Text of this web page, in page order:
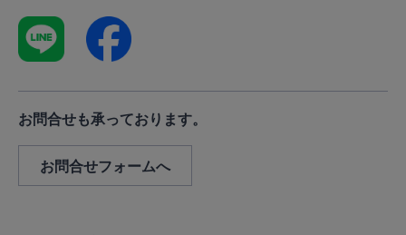
お問合せも承っております。
お問合せフォームへ